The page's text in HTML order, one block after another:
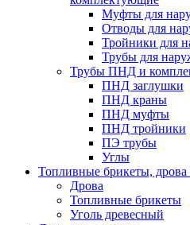
Муфты для
Отводы для
Тройники для
Трубы для
Трубы ПНД и
ПНД заглушки
ПНД краны
ПНД муфты
ПНД тройники
ПЭ трубы
Углы
Топливные брикеты, дрова
Дрова
Топливные брикеты
Уголь древесный